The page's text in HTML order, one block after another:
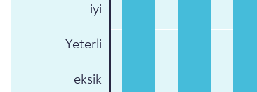
iyi
Yeterli
eksik